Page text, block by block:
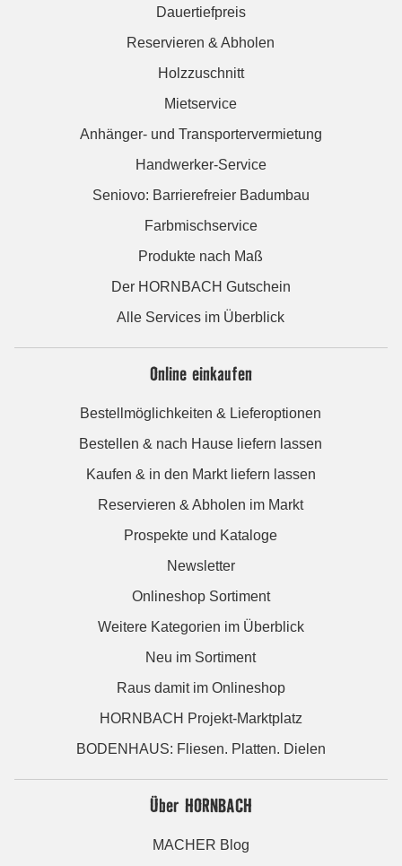
Dauertiefpreis
Reservieren & Abholen
Holzzuschnitt
Mietservice
Anhänger- und Transportervermietung
Handwerker-Service
Seniovo: Barrierefreier Badumbau
Farbmischservice
Produkte nach Maß
Der HORNBACH Gutschein
Alle Services im Überblick
Online einkaufen
Bestellmöglichkeiten & Lieferoptionen
Bestellen & nach Hause liefern lassen
Kaufen & in den Markt liefern lassen
Reservieren & Abholen im Markt
Prospekte und Kataloge
Newsletter
Onlineshop Sortiment
Weitere Kategorien im Überblick
Neu im Sortiment
Raus damit im Onlineshop
HORNBACH Projekt-Marktplatz
BODENHAUS: Fliesen. Platten. Dielen
Über HORNBACH
MACHER Blog